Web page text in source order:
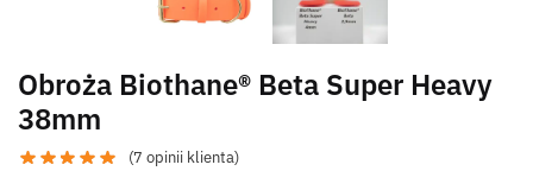
Obroża Biothane® Beta Super Heavy
38mm
(7 opinii klienta)